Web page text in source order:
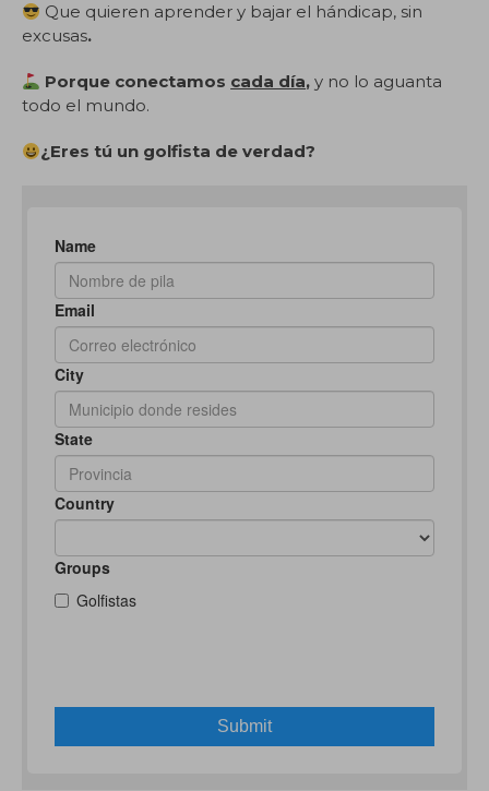
Que quieren aprender y bajar el hándicap, sin
excusas.
Porque conectamos cada día,y no lo aguanta
todo el mundo.
¿Eres tú un golfista de verdad?